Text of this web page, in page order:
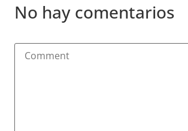
No hay comentarios